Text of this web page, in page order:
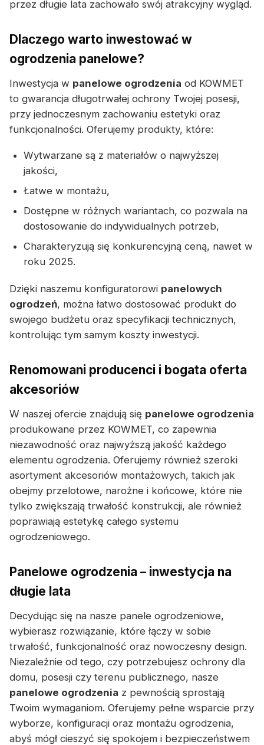
przez długie lata zachowało swój atrakcyjny wygląd.
Dlaczego warto inwestować w
ogrodzenia panelowe?
Inwestycja w panelowe ogrodzenia od KOWMET
to gwarancja długotrwałej ochrony Twojej posesji,
przy jednoczesnym zachowaniu estetyki oraz
funkcjonalności. Oferujemy produkty, które:
Wytwarzane są z materiałów o najwyższej
jakości,
Łatwe w montażu,
Dostępne w różnych wariantach, co pozwala na
dostosowanie do indywidualnych potrzeb,
Charakteryzują się konkurencyjną ceną, nawet w
roku 2025.
Dzięki naszemu konfiguratorowi panelowych
ogrodzeń, można łatwo dostosować produkt do
swojego budżetu oraz specyfikacji technicznych,
kontrolując tym samym koszty inwestycji.
Renomowani producenci i bogata oferta
akcesoriów
W naszej ofercie znajdują się panelowe ogrodzenia
produkowane przez KOWMET, co zapewnia
niezawodność oraz najwyższą jakość każdego
elementu ogrodzenia. Oferujemy również szeroki
asortyment akcesoriów montażowych, takich jak
obejmy przelotowe, narożne i końcowe, które nie
tylko zwiększają trwałość konstrukcji, ale również
poprawiają estetykę całego systemu
ogrodzeniowego.
Panelowe ogrodzenia – inwestycja na
długie lata
Decydując się na nasze panele ogrodzeniowe,
wybierasz rozwiązanie, które łączy w sobie
trwałość, funkcjonalność oraz nowoczesny design.
Niezależnie od tego, czy potrzebujesz ochrony dla
domu, posesji czy terenu publicznego, nasze
panelowe ogrodzenia z pewnością sprostają
Twoim wymaganiom. Oferujemy pełne wsparcie przy
wyborze, konfiguracji oraz montażu ogrodzenia,
abyś mógł cieszyć się spokojem i bezpieczeństwem